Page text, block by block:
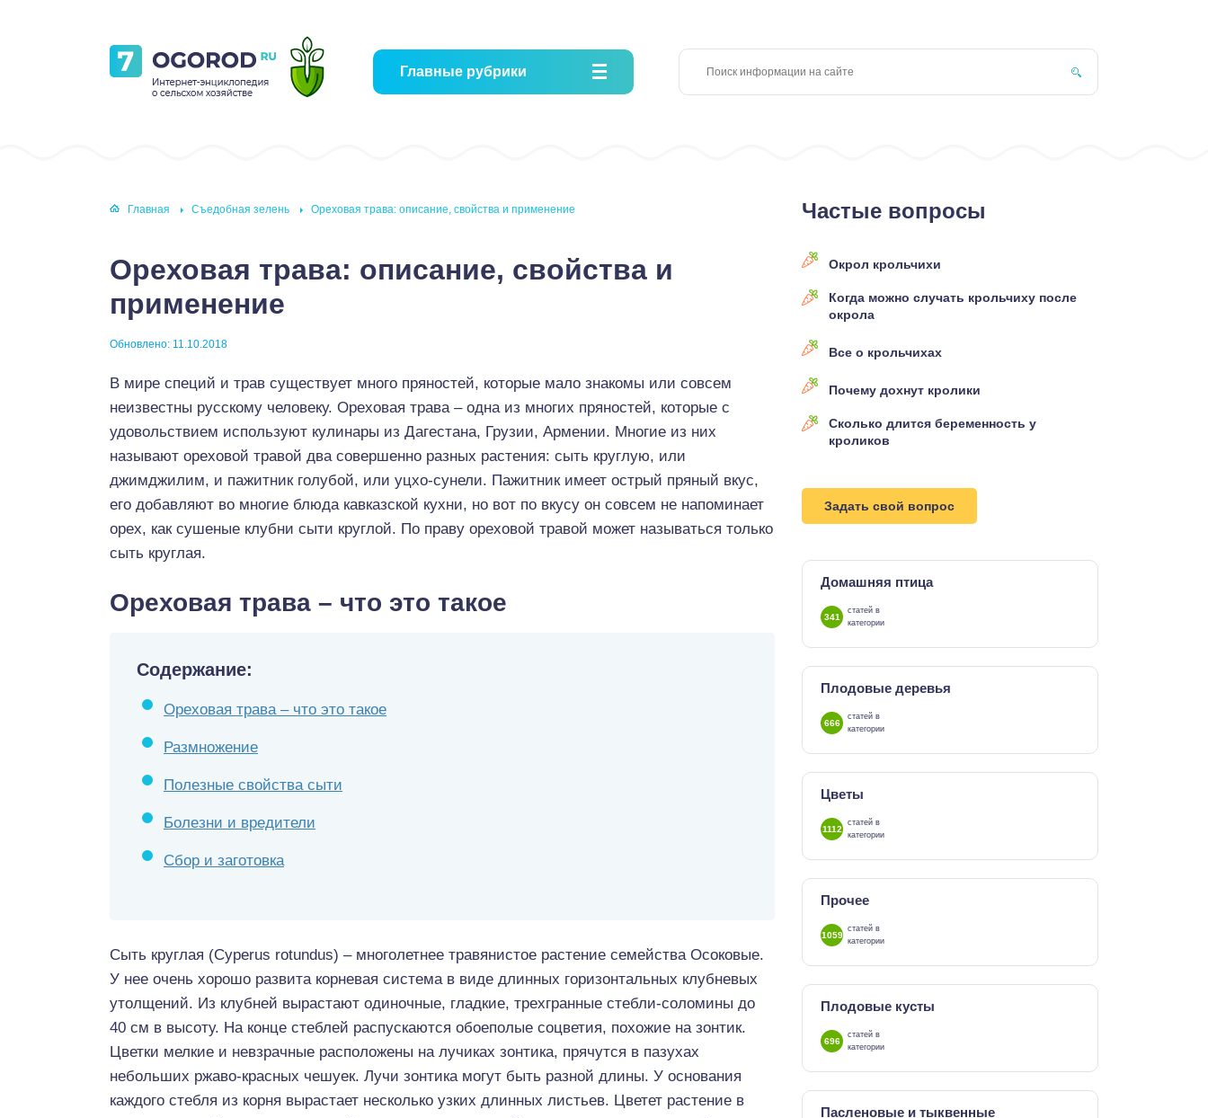
Главные рубрики
Главная Съедобная зелень Ореховая трава: описание, свойства и применение
Ореховая трава: описание, свойства и
применение
Обновлено: 11.10.2018
В мире специй и трав существует много пряностей, которые мало знакомы или совсем
неизвестны русскому человеку. Ореховая трава – одна из многих пряностей, которые с
удовольствием используют кулинары из Дагестана, Грузии, Армении. Многие из них
называют ореховой травой два совершенно разных растения: сыть круглую, или
джимджилим, и пажитник голубой, или уцхо-сунели. Пажитник имеет острый пряный вкус,
его добавляют во многие блюда кавказской кухни, но вот по вкусу он совсем не напоминает
орех, как сушеные клубни сыти круглой. По праву ореховой травой может называться только
сыть круглая.
Ореховая трава – что это такое
Содержание:
Ореховая трава – что это такое
Размножение
Полезные свойства сыти
Болезни и вредители
Сбор и заготовка
Сыть круглая (Cyperus rotundus) – многолетнее травянистое растение семейства Осоковые.
У нее очень хорошо развита корневая система в виде длинных горизонтальных клубневых
утолщений. Из клубней вырастают одиночные, гладкие, трехгранные стебли-соломины до
40 см в высоту. На конце стеблей распускаются обоеполые соцветия, похожие на зонтик.
Цветки мелкие и невзрачные расположены на лучиках зонтика, прячутся в пазухах
небольших ржаво-красных чешуек. Лучи зонтика могут быть разной длины. У основания
каждого стебля из корня вырастает несколько узких длинных листьев. Цветет растение в
Частые вопросы
Окрол крольчихи
Когда можно случать крольчиху после
окрола
Все о крольчихах
Почему дохнут кролики
Сколько длится беременность у
кроликов
Задать свой вопрос
Домашняя птица
341
статей в
категории
Плодовые деревья
666
статей в
категории
Цветы
1112
статей в
категории
Прочее
1059
статей в
категории
Плодовые кусты
696
статей в
категории
Пасленовые и тыквенные